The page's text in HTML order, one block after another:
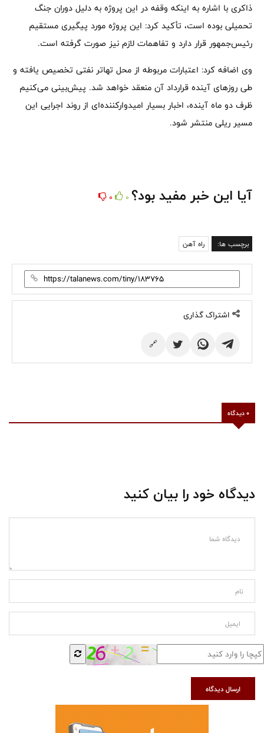
ذاکری با اشاره به اینکه وقفه در این پروژه به دلیل دوران جنگ
تحمیلی بوده است، تأکید کرد: این پروژه مورد پیگیری مستقیم
رئیس‌جمهور قرار دارد و تفاهمات لازم نیز صورت گرفته است.
وی اضافه کرد: اعتبارات مربوطه از محل تهاتر نفتی تخصیص یافته و
طی روزهای آینده قرارداد آن منعقد خواهد شد. پیش‌بینی می‌کنیم
ظرف دو ماه آینده، اخبار بسیار امیدوارکننده‌ای از روند اجرایی این
مسیر ریلی منتشر شود.
آیا این خبر مفید بود؟ 0
0
برچسب ها: راه آهن
اشتراک گذاری
🔗
0 دیدگاه
دیدگاه خود را بیان کنید
ارسال دیدگاه